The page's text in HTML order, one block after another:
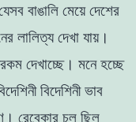
বাঙালি মেয়েদেশের
লালিত্যদেখা যায়।
দেখাচ্ছে। মনেহচ্ছে
বিদেশিনীভাব
। রেবেকার চুল ছিল